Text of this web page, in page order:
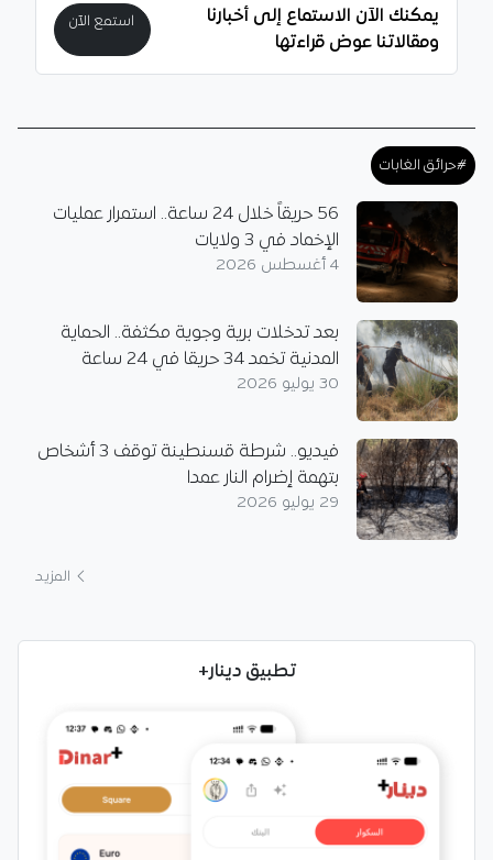
يمكنك الآن الاستماع إلى أخبارنا
ومقالاتنا عوض قراءتها
استمع الآن
#حرائق الغابات
56 حريقاً خلال 24 ساعة.. استمرار عمليات
الإخماد في 3 ولايات
4 أغسطس 2026
بعد تدخلات برية وجوية مكثفة.. الحماية
المدنية تخمد 34 حريقا في 24 ساعة
30 يوليو 2026
فيديو.. شرطة قسنطينة توقف 3 أشخاص
بتهمة إضرام النار عمدا
29 يوليو 2026
المزيد
تطبيق دينار+